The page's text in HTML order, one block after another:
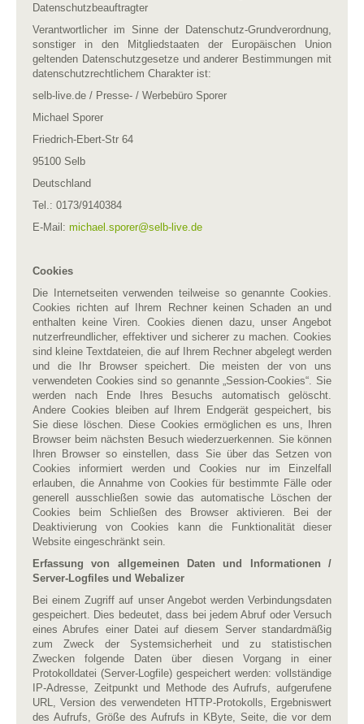
Datenschutzbeauftragter
Verantwortlicher im Sinne der Datenschutz-Grundverordnung,
sonstiger in den Mitgliedstaaten der Europäischen Union
geltenden Datenschutzgesetze und anderer Bestimmungen mit
datenschutzrechtlichem Charakter ist:
selb-live.de / Presse- / Werbebüro Sporer
Michael Sporer
Friedrich-Ebert-Str 64
95100 Selb
Deutschland
Tel.: 0173/9140384
E-Mail: michael.sporer​@​selb-live.de
Cookies
Die Internetseiten verwenden teilweise so genannte Cookies.
Cookies richten auf Ihrem Rechner keinen Schaden an und
enthalten keine Viren. Cookies dienen dazu, unser Angebot
nutzerfreundlicher, effektiver und sicherer zu machen. Cookies
sind kleine Textdateien, die auf Ihrem Rechner abgelegt werden
und die Ihr Browser speichert. Die meisten der von uns
verwendeten Cookies sind so genannte „Session-Cookies“. Sie
werden nach Ende Ihres Besuchs automatisch gelöscht.
Andere Cookies bleiben auf Ihrem Endgerät gespeichert, bis
Sie diese löschen. Diese Cookies ermöglichen es uns, Ihren
Browser beim nächsten Besuch wiederzuerkennen. Sie können
Ihren Browser so einstellen, dass Sie über das Setzen von
Cookies informiert werden und Cookies nur im Einzelfall
erlauben, die Annahme von Cookies für bestimmte Fälle oder
generell ausschließen sowie das automatische Löschen der
Cookies beim Schließen des Browser aktivieren. Bei der
Deaktivierung von Cookies kann die Funktionalität dieser
Website eingeschränkt sein.
Erfassung von allgemeinen Daten und Informationen /
Server-Logfiles und Webalizer
Bei einem Zugriff auf unser Angebot werden Verbindungsdaten
gespeichert. Dies bedeutet, dass bei jedem Abruf oder Versuch
eines Abrufes einer Datei auf diesem Server standardmäßig
zum Zweck der Systemsicherheit und zu statistischen
Zwecken folgende Daten über diesen Vorgang in einer
Protokolldatei (Server-Logfile) gespeichert werden: vollständige
IP-Adresse, Zeitpunkt und Methode des Aufrufs, aufgerufene
URL, Version des verwendeten HTTP-Protokolls, Ergebniswert
des Aufrufs, Größe des Aufrufs in KByte, Seite, die vor dem